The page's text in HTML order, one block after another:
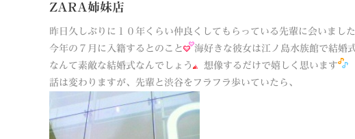
ZARA姉妹店
昨日久しぶりに１０年くらい仲良くしてもらっている先輩に会いました
今年の７月に入籍するとのこと
海好きな彼女は江ノ島水族館で結婚
なんて素敵な結婚式なんでしょう
想像するだけで嬉しく思います
話は変わりますが、先輩と渋谷をフラフラ歩いていたら、